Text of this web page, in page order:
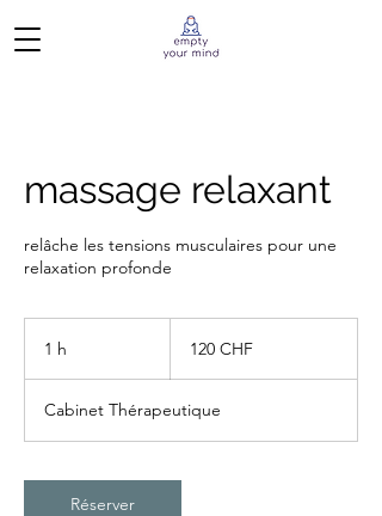
massage relaxant
relâche les tensions musculaires pour une
relaxation profonde
1 h
suisses
120 CHF
Cabinet Thérapeutique
Réserver